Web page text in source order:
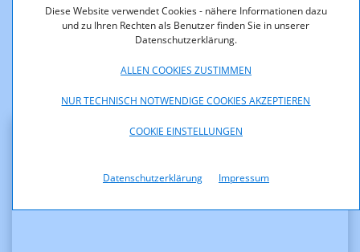
Diese Website verwendet Cookies - nähere Informationen dazu
und zu Ihren Rechten als Benutzer finden Sie in unserer
Datenschutzerklärung.
ALLEN COOKIES ZUSTIMMEN
NUR TECHNISCH NOTWENDIGE COOKIES AKZEPTIEREN
COOKIE EINSTELLUNGEN
Datenschutzerklärung Impressum
Weitere Informationen